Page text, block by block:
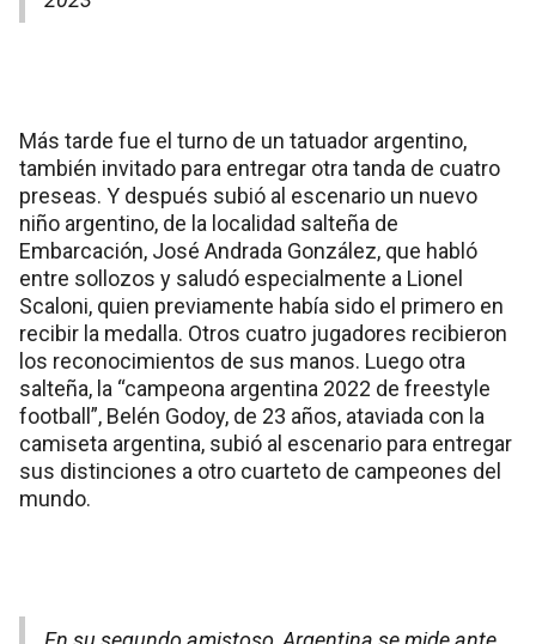
Más tarde fue el turno de un tatuador argentino,
también invitado para entregar otra tanda de cuatro
preseas. Y después subió al escenario un nuevo
niño argentino, de la localidad salteña de
Embarcación, José Andrada González, que habló
entre sollozos y saludó especialmente a Lionel
Scaloni, quien previamente había sido el primero en
recibir la medalla. Otros cuatro jugadores recibieron
los reconocimientos de sus manos. Luego otra
salteña, la “campeona argentina 2022 de freestyle
football”, Belén Godoy, de 23 años, ataviada con la
camiseta argentina, subió al escenario para entregar
sus distinciones a otro cuarteto de campeones del
mundo.